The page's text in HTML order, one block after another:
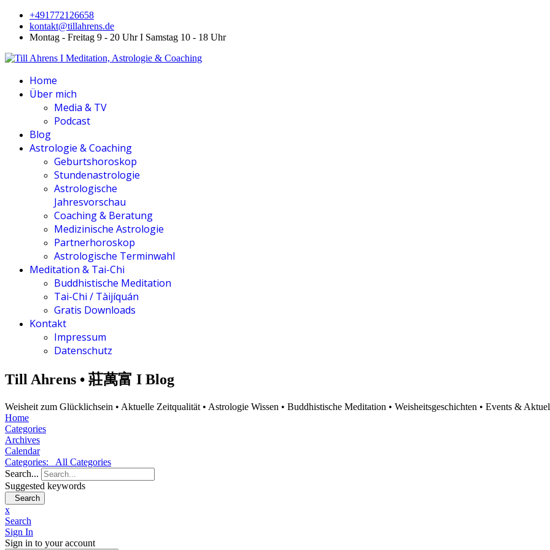
+491772126658
kontakt@tillahrens.de
Montag - Freitag 9 - 20 Uhr I Samstag 10 - 18 Uhr
Home
Über mich
Media & TV
Podcast
Blog
Astrologie & Coaching
Geburtshoroskop
Stundenastrologie
Astrologische
Jahresvorschau
Coaching & Beratung
Medizinische Astrologie
Partnerhoroskop
Astrologische Terminwahl
Meditation & Tai-Chi
Buddhistische Meditation
Tai-Chi / Tàijíquán
Gratis Downloads
Kontakt
Impressum
Datenschutz
Till Ahrens • 莊萬富 I Blog
Weisheit zum Glücklichsein • Aktuelle Zeitqualität • Astrologie Wissen • Buddhistische Meditation • Weisheitsgeschichten • Events &
Home
Categories
Archives
Calendar
Categories:
All Categories
Search...
Suggested keywords
Search
x
Search
Sign In
Sign in to your account